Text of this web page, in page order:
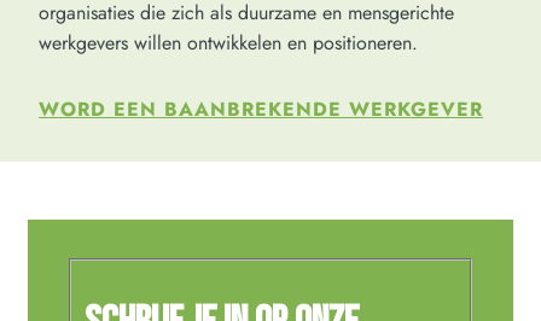
organisaties die zich als duurzame en mensgerichte
werkgevers willen ontwikkelen en positioneren.
WORD EEN BAANBREKENDE WERKGEVER